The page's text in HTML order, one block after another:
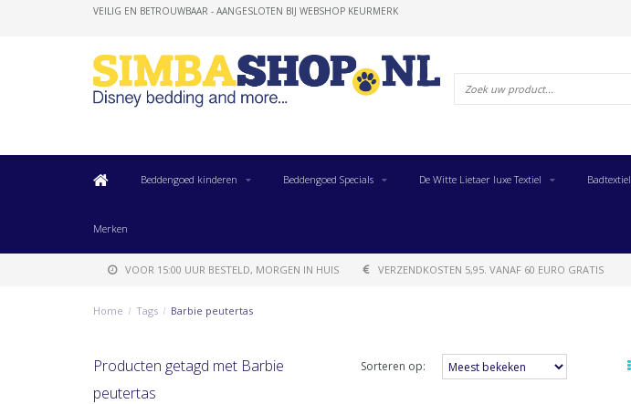
VEILIG EN BETROUWBAAR - AANGESLOTEN BIJ WEBSHOP KEURMERK
Beddengoed kinderen Beddengoed Specials De Witte Lietaer luxe Textiel Badtextiel
Merken
VOOR 15:00 UUR BESTELD, MORGEN IN HUIS VERZENDKOSTEN 5,95. VANAF 60 EURO GRATIS
Home / Tags / Barbie peutertas
Producten getagd met Barbie
peutertas
Sorteren op: